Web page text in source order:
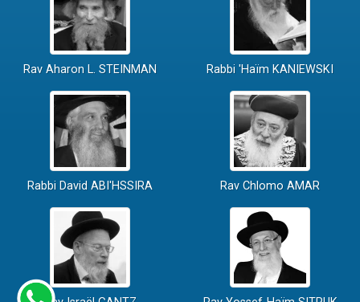
Rav Aharon L. STEINMAN Rabbi 'Haïm KANIEWSKI
Rabbi David ABI'HSSIRA Rav Chlomo AMAR